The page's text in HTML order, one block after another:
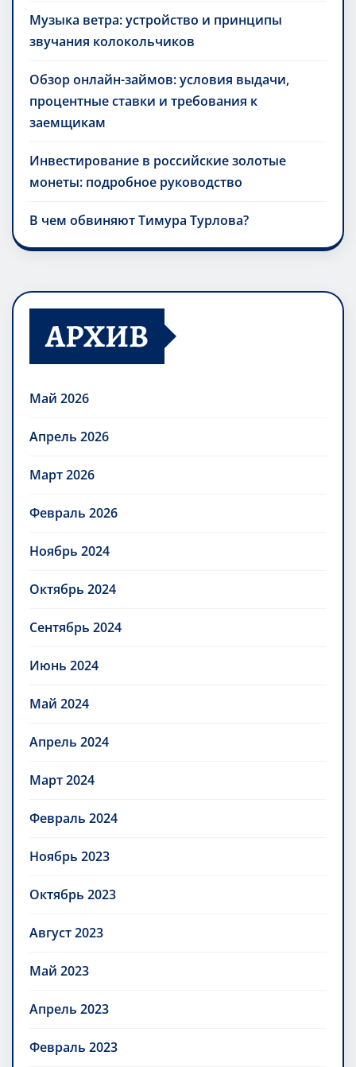
Музыка ветра: устройство и принципы
звучания колокольчиков
Обзор онлайн-займов: условия выдачи,
процентные ставки и требования к
заемщикам
Инвестирование в российские золотые
монеты: подробное руководство
В чем обвиняют Тимура Турлова?
АРХИВ
Май 2026
Апрель 2026
Март 2026
Февраль 2026
Ноябрь 2024
Октябрь 2024
Сентябрь 2024
Июнь 2024
Май 2024
Апрель 2024
Март 2024
Февраль 2024
Ноябрь 2023
Октябрь 2023
Август 2023
Май 2023
Апрель 2023
Февраль 2023